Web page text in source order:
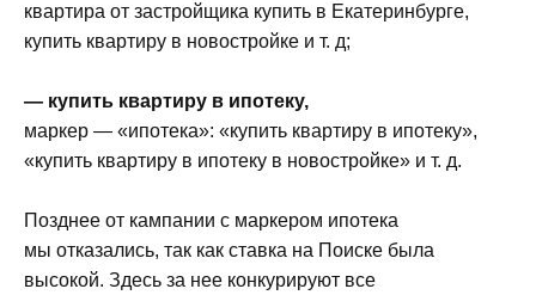
квартира от застройщика купить в Екатеринбурге,
купить квартиру в новостройке и т. д;
— купить квартиру в ипотеку,
маркер — «ипотека»: «купить квартиру в ипотеку»,
«купить квартиру в ипотеку в новостройке» и т. д.
Позднее от кампании с маркером ипотека
мы отказались, так как ставка на Поиске была
высокой. Здесь за нее конкурируют все